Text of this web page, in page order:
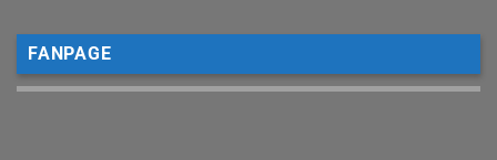
FANPAGE